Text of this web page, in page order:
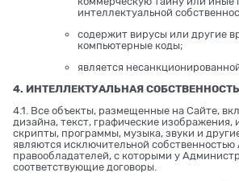
интеллектуальной
содержит вирусы или другие
компьютерные коды;
является
4. ИНТЕЛЛЕКТУАЛЬНАЯ СОБСТВЕННОСТЬ
4.1. Все объекты, размещенные на Сайте,
дизайна, текст, графические
скрипты, программы, музыка, звуки и
являются исключительной
правообладателей, с которыми у
соответствующие договоры.